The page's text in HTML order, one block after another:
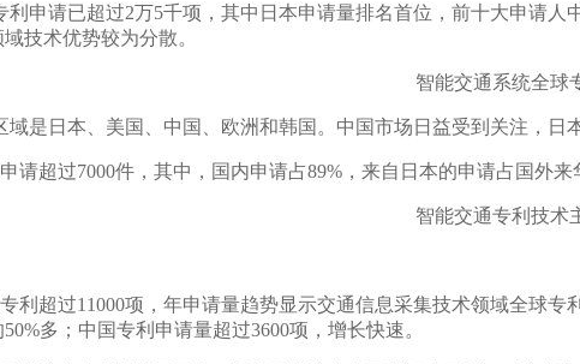
利申请已超过2万5千项，其中日本申请量排名首位，前十大申请
技术优势较为分散。
智能交通系统全球
是日本、美国、中国、欧洲和韩国。中国市场日益受到关注，
请超过7000件，其中，国内申请占89%，来自日本的申请占国外
智能交通专利技术
利超过11000项，年申请量趋势显示交通信息采集技术领域全球
多；中国专利申请量超过3600项，增长快速。